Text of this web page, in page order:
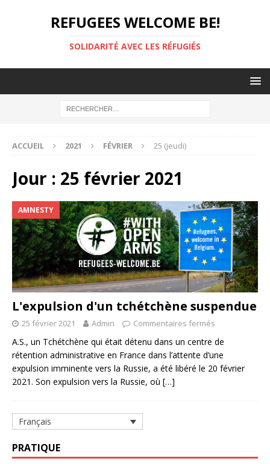
REFUGEES WELCOME BE!
SOLIDARITÉ AVEC LES RÉFUGIÉS
ACCUEIL 2021 FÉVRIER 25 (jeudi)
Jour : 25 février 2021
AMNESTY
L'expulsion d'un tchétchène suspendue
25 février 2021 Admin Commentaires fermés
A.S., un Tchétchène qui était détenu dans un centre de
rétention administrative en France dans l’attente d’une
expulsion imminente vers la Russie, a été libéré le 20 février
2021. Son expulsion vers la Russie, où […]
Français
PRATIQUE